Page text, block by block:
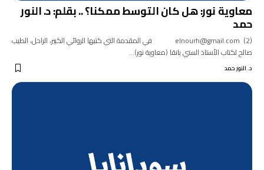
معاوية نور: هل كان التوسط ممكنا؟ .. بقلم: د. النور
حمد
(2) elnourh@gmail.com في المقدمة التي كتبها الروائي الكبير، الراحل، الطيب
صالح لكتاب الأستاذ السني بانقا (معاوية نور)…
د. النور حمد